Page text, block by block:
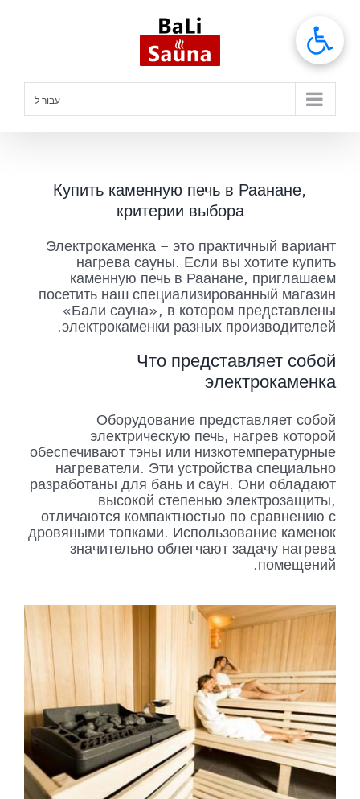
עבור ל
Купить каменную печь в Раанане,
критерии выбора
Электрокаменка – это практичный вариант
нагрева сауны. Если вы хотите купить
каменную печь в Раанане, приглашаем
посетить наш специализированный магазин
«Бали сауна», в котором представлены
электрокаменки разных производителей.
Что представляет собой
электрокаменка
Оборудование представляет собой
электрическую печь, нагрев которой
обеспечивают тэны или низкотемпературные
нагреватели. Эти устройства специально
разработаны для бань и саун. Они обладают
высокой степенью электрозащиты,
отличаются компактностью по сравнению с
дровяными топками. Использование каменок
значительно облегчают задачу нагрева
помещений.